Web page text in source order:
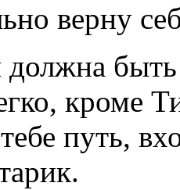
верну
кроме
путь,